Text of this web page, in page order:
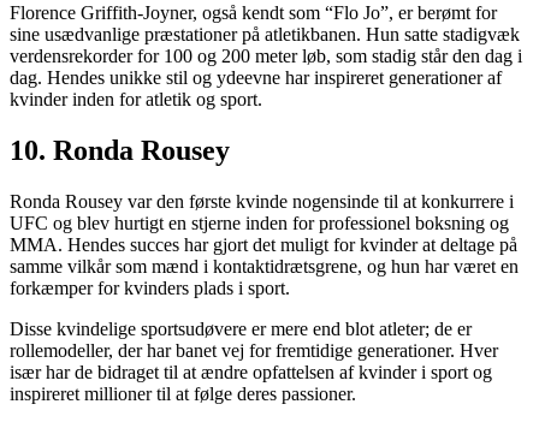
Florence Griffith-Joyner, også kendt som “Flo Jo”, er berømt for
sine usædvanlige præstationer på atletikbanen. Hun satte stadigvæk
verdensrekorder for 100 og 200 meter løb, som stadig står den dag i
dag. Hendes unikke stil og ydeevne har inspireret generationer af
kvinder inden for atletik og sport.
10. Ronda Rousey
Ronda Rousey var den første kvinde nogensinde til at konkurrere i
UFC og blev hurtigt en stjerne inden for professionel boksning og
MMA. Hendes succes har gjort det muligt for kvinder at deltage på
samme vilkår som mænd i kontaktidrætsgrene, og hun har været en
forkæmper for kvinders plads i sport.
Disse kvindelige sportsudøvere er mere end blot atleter; de er
rollemodeller, der har banet vej for fremtidige generationer. Hver
især har de bidraget til at ændre opfattelsen af kvinder i sport og
inspireret millioner til at følge deres passioner.